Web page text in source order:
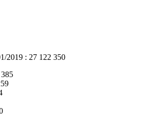
2019 : 27 122 350
385